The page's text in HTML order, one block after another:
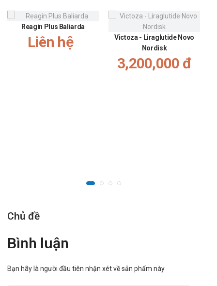
Reagin Plus Baliarda
Liên hệ
Victoza - Liraglutide Novo
Nordisk
3,200,000 đ
Chủ đề
Bình luận
Bạn hãy là người đầu tiên nhận xét về sản phẩm này